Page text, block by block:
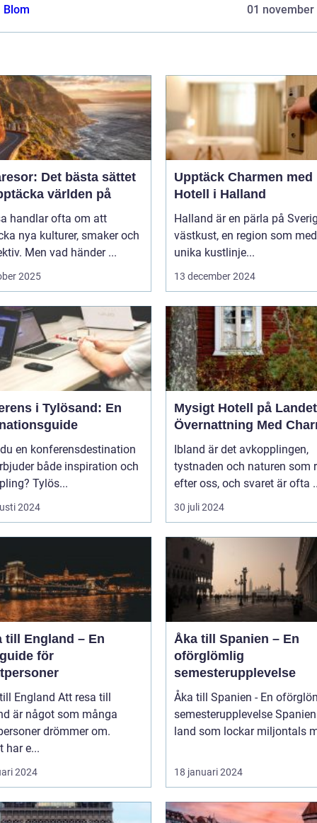
Blom 01 november
Det bästa sättet
världen på
handlar ofta om att
nya kulturer, smaker och
Men vad händer ...
2025
Upptäck Charmen med
Hotell i Halland
Halland är en pärla på
västkust, en region som
unika kustlinje...
13 december 2024
i Tylösand: En
en konferensdestination
både inspiration och
Tylös...
2024
Mysigt Hotell på
Övernattning Med
Ibland är det avkopplingen,
tystnaden och naturen som
efter oss, och svaret är ofta
30 juli 2024
till England – En
för
Att resa till
är något som många
drömmer om.
har e...
2024
Åka till Spanien – En
oförglömlig
semesterupplevelse
Åka till Spanien - En
semesterupplevelse Spanien är ett
land som lockar miljontals
18 januari 2024